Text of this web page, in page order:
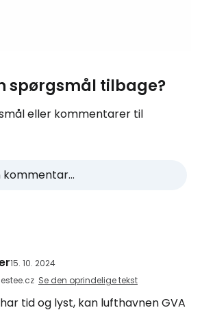
spørgsmål tilbage?
eller kommentarer til
kommentar...
15. 10. 2024
Se den oprindelige tekst
tid og lyst, kan lufthavnen GVA